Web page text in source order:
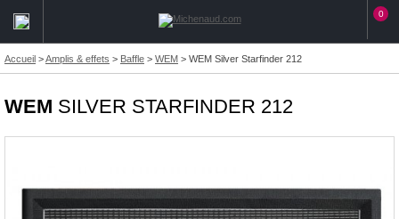
0
Accueil >Amplis & effets > Baffle > WEM > WEM Silver Starfinder 212
WEM SILVER STARFINDER 212